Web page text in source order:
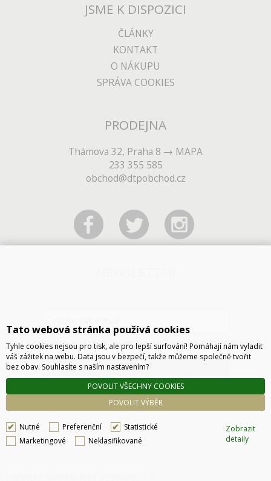
JSME K DISPOZICI
ČLÁNKY
KONTAKT
O NÁKUPU
SPRÁVA COOKIES
PRODEJNA
Thámova 32, Praha 8
MAPA
233 355 585
obchod@dtpobchod.cz
ODESLAT
Tato webová stránka používá cookies
Tyhle cookies nejsou pro tisk, ale pro lepší surfování! Pomáhají nám vyladit
váš zážitek na webu. Data jsou v bezpečí, takže můžeme společně tvořit
bez obav. Souhlasíte s naším nastavením?
POVOLIT VÝBĚR
POVOLIT VŠECHNY COOKIES
Nutné Preferenční
Statistické
Marketingové
Neklasifikované
Zobrazit
detaily